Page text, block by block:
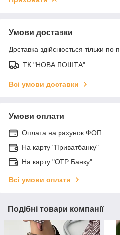
Умови доставки
Доставка здійснюється тільки по
ТК "НОВА ПОШТА"
Всі умови доставки
Умови оплати
Оплата на рахунок ФОП
На карту "Приватбанку"
На карту "OTP Банку"
Всі умови оплати
Подібні товари компанії